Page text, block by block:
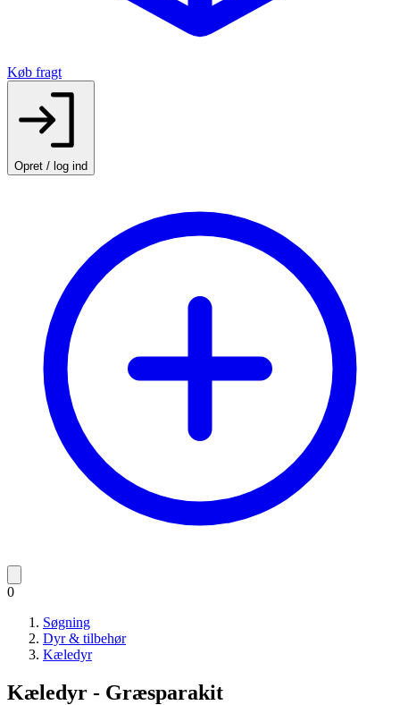
Køb fragt
Opret / log ind
0
Søgning
Dyr & tilbehør
Kæledyr
Kæledyr - Græsparakit